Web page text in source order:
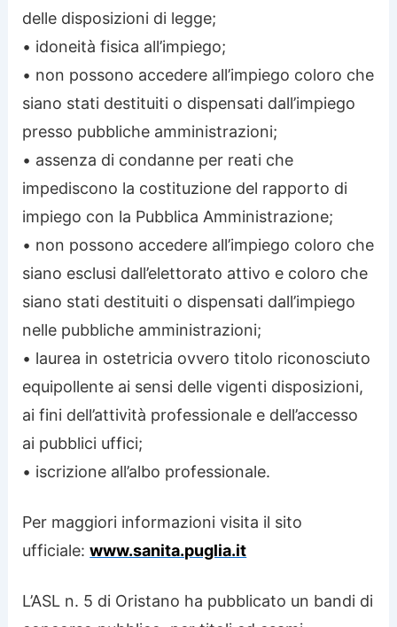
delle disposizioni di legge;
• idoneità fisica all’impiego;
• non possono accedere all’impiego coloro che
siano stati destituiti o dispensati dall’impiego
presso pubbliche amministrazioni;
• assenza di condanne per reati che
impediscono la costituzione del rapporto di
impiego con la Pubblica Amministrazione;
• non possono accedere all’impiego coloro che
siano esclusi dall’elettorato attivo e coloro che
siano stati destituiti o dispensati dall’impiego
nelle pubbliche amministrazioni;
• laurea in ostetricia ovvero titolo riconosciuto
equipollente ai sensi delle vigenti disposizioni,
ai fini dell’attività professionale e dell’accesso
ai pubblici uffici;
• iscrizione all’albo professionale.
Per maggiori informazioni visita il sito
ufficiale:www.sanita.puglia.it
L’ASL n. 5 di Oristano ha pubblicato un bandi di